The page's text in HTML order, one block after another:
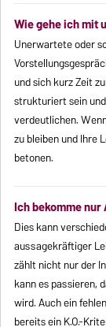
Wie gehe ich mit
Unerwartete oder
und sich kurz Zeit
strukturiert sein
verdeutlichen.
zu bleiben und Ihre
betonen.
Ich bekomme
Dies kann
aussagekräftiger
zählt nicht nur der
kann es passieren,
wird. Auch ein
bereits ein K.O.-